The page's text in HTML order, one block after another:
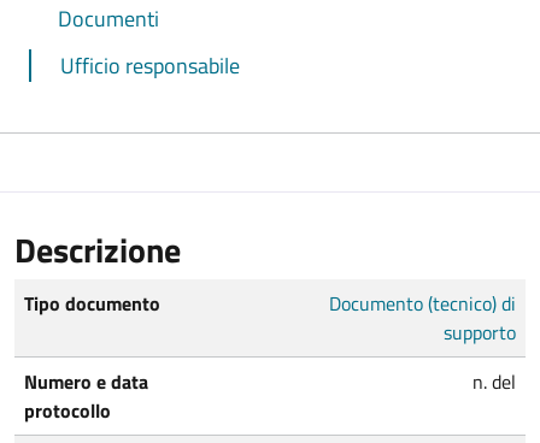
Documenti
Ufficio responsabile
Descrizione
Tipo documento
Documento (tecnico) di
supporto
Numero e data
protocollo
n. del